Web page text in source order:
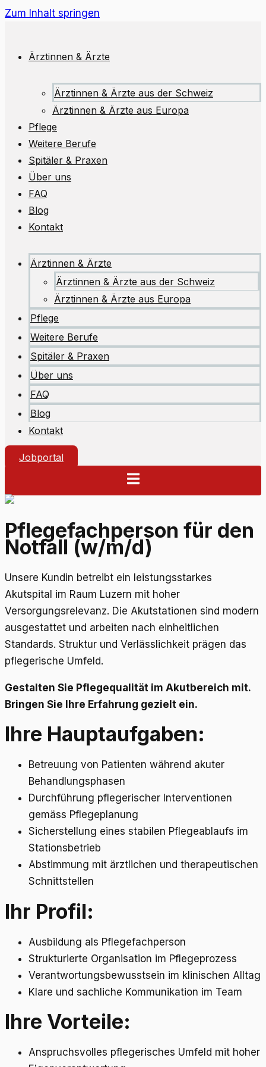
Zum Inhalt springen
Ärztinnen & Ärzte
Ärztinnen & Ärzte aus der Schweiz
Ärztinnen & Ärzte aus Europa
Pflege
Weitere Berufe
Spitäler & Praxen
Über uns
FAQ
Blog
Kontakt
Ärztinnen & Ärzte
Ärztinnen & Ärzte aus der Schweiz
Ärztinnen & Ärzte aus Europa
Pflege
Weitere Berufe
Spitäler & Praxen
Über uns
FAQ
Blog
Kontakt
Jobportal
Pflegefachperson für den
Notfall (w/m/d)
Unsere Kundin betreibt ein leistungsstarkes
Akutspital im Raum Luzern mit hoher
Versorgungsrelevanz. Die Akutstationen sind modern
ausgestattet und arbeiten nach einheitlichen
Standards. Struktur und Verlässlichkeit prägen das
pflegerische Umfeld.
Gestalten Sie Pflegequalität im Akutbereich mit.
Bringen Sie Ihre Erfahrung gezielt ein.
Ihre Hauptaufgaben:
Betreuung von Patienten während akuter
Behandlungsphasen
Durchführung pflegerischer Interventionen
gemäss Pflegeplanung
Sicherstellung eines stabilen Pflegeablaufs im
Stationsbetrieb
Abstimmung mit ärztlichen und therapeutischen
Schnittstellen
Ihr Profil:
Ausbildung als Pflegefachperson
Strukturierte Organisation im Pflegeprozess
Verantwortungsbewusstsein im klinischen Alltag
Klare und sachliche Kommunikation im Team
Ihre Vorteile:
Anspruchsvolles pflegerisches Umfeld mit hoher